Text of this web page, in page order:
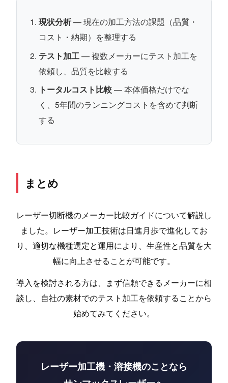
現状分析— 現在の加工方法の課題（品質・
コスト・納期）を整理する
テスト加工— 複数メーカーにテスト加工を
依頼し、品質を比較する
トータルコスト比較— 本体価格だけでな
く、5年間のランニングコストを含めて判断
する
まとめ
レーザー切断機のメーカー比較ガイドについて解説し
ました。レーザー加工技術は日進月歩で進化してお
り、適切な機種選定と運用により、生産性と品質を大
幅に向上させることが可能です。
導入を検討される方は、まず信頼できるメーカーに相
談し、自社の素材でのテスト加工を依頼することから
始めてみてください。
レーザー加工機・溶接機のことなら